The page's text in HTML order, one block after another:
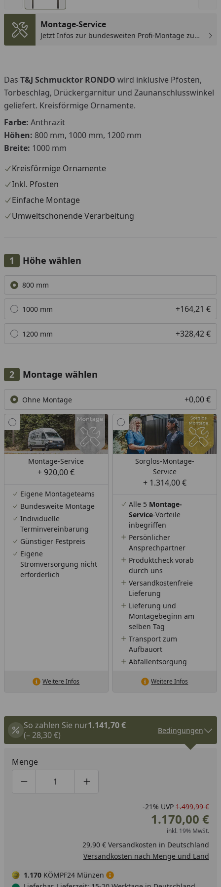
Montage-Service
Jetzt Infos zur bundesweiten Profi-Montage zum
Das T&J Schmucktor RONDO wird inklusive Pfosten,
Torbeschlag, Drückergarnitur und Zaunanschlusswinkel
geliefert. Kreisförmige Ornamente.
Farbe: Anthrazit
Höhen: 800 mm, 1000 mm, 1200 mm
Breite: 1000 mm
Kreisförmige Ornamente
Inkl. Pfosten
Einfache Montage
Umweltschonende Verarbeitung
Höhe wählen
Alle anzeigen (3)
800 mm
1000 mm +164,21 €
1200 mm +328,42 €
Montage wählen
Ohne Montage +0,00 €
Montage-Service
+ 920,00 €
Eigene Montageteams
Bundesweite Montage
Individuelle
Terminvereinbarung
Günstiger Festpreis
Eigene
Stromversorgung nicht
erforderlich
Weitere Infos
Sorglos-Montage-
Service
+ 1.314,00 €
Alle 5 Montage-
Service-Vorteile
inbegriffen
Persönlicher
Ansprechpartner
Produktcheck vorab
durch uns
Versandkostenfreie
Lieferung
Lieferung und
Montagebeginn am
selben Tag
Transport zum
Aufbauort
Abfallentsorgung
Weitere Infos
So zahlen Sie nur1.141,70 €
(– 28,30 €)
Bedingungen
Menge
Produktmenge um eins verringern
Produktmenge manuell eingeben
Produktmenge um eins erhöhen
-21% UVP 1.499,99 €
1.170,00 €
inkl. 19% MwSt.
29,90 € Versandkosten in Deutschland
Versandkosten nach Menge und Land
1.170 KÖMPF24 Münzen